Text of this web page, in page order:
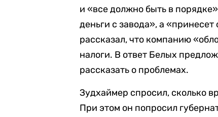
и «все должно быть в
деньги с завода», а
рассказал, что компанию
налоги. В ответ Белых
рассказать о проблемах.
Зудхаймер спросил, сколько
При этом он попросил